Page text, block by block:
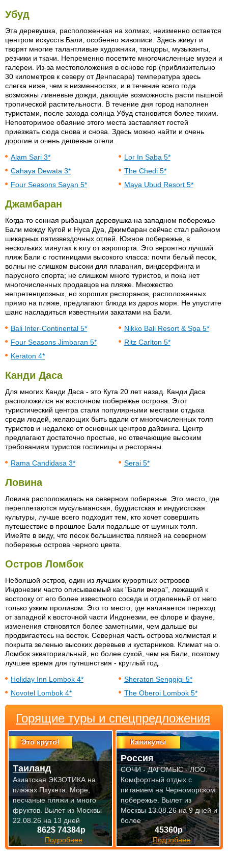
Убуд
Эта деревушка, расположенная на холмах, неизменно остается
центром искусств Бали, особенно живописи. Здесь живут и
творят многие талантливые художники, танцоры, музыканты,
резчики и ткачи. Непременно посетите многочисленные музеи и
галереи. Из-за местоположения в основе гор (приблизительно
30 километров к северу от Денпасара) температура здесь
слегка ниже, чем в низменностях, и в течение всего года
возможны ливневые дожди, дающие возможность расти пышной
тропической растительности. В течение дня город наполнен
туристами, после захода солнца Убуд становится более тихим.
Неповторимое обаяние этого места заставляет гостей
приезжать сюда снова и снова. Здесь можно найти и очень
дорогие и очень дешевые отели.
Alam Sari 3*
Cahaya Dewata 3*
Four Seasons Sayan 5*
Lor In Saba 5*
The Chedi 5*
Maya Ubud Resort 5*
Джамбаран
Когда-то сонная рыбацкая деревушка на западном побережье
Бали между Кугой и Нуса Дуа, Джимбаран сейчас стал районом
шикарных пятизвездочных отлей. Южное побережье, в
нескольких минутах к югу от аэропорта. Это вероятно лучший
пляж Бали с гостиницами высокого класса: почти белый песок,
волны не слишком высоки для плавания, виндсерфинга и
парусного спорта; не слишком много туристов, и пока нет
многочисленных продавцов на пляже. Множество
непретенциозных, но хороших ресторанов, расположенных
прямо на пляже, предлагают блюда из даров моря. Не упустите
шанс насладиться известными закатами на Бали.
Bali Inter-Continental 5*
Four Seasons Jimbaran 5*
Keraton 4*
Nikko Bali Resort & Spa 5*
Ritz Carlton 5*
Канди Даса
Для многих Канди Даса - это Кута 20 лет назад. Канди Даса
расположился на восточном побережье острова. Этот
туристический центра стали популярными местами отдыха
среди людей, желающих быть вдали от многочисленных толп
туристов и недалеко от основных центров дайвинга. Центр
предлагают достаточно простые, но отвечающие высоким
требованиям туристов гостиницы и рестораны.
Rama Candidasa 3*
Serai 5*
Ловина
Ловина расположилась на северном побережье. Это место, где
переплетаются мусульманская, буддистская и индуистская
культуры, лучше всего подходит тем, кто хочет совершить
путешествие в прошлое Бали подальше от шумных толп.
Имейте в виду, что песок большинства пляжей на северном
побережье острова черного цвета.
Остров Ломбок
Неболшой остров, один из лучших курортных островов
Индонезии часто описываемый как "Бали вчера", лежащий к
востооку от его более известного соседа и отделенный от него
только узким проливом. Это то место, где начинается переход
от западной к восточной части Индонезии, ее флоре и фауне,
изменения ствновятся более заметными, чем дальше вы
продвигаетесь на восток. Северная часть острова холмистая и
покрыта зеленью высоких деревьев и кустарников. Климат на о.
Ломбок экваториальный, но более сухой, чем на Бали, поэтому
лучшее время для путншнствия - круглый год.
Holiday Inn Lombok 4*
Novotel Lombok 4*
Sheraton Senggigi 5*
The Oberoi Lombok 5*
Горящие туры и спецпредложения
Это круто!
862$ 74384р
Подробнее
Таиланд
Азиатская ЭКЗОТИКА на
пляжах Пхукета. Море,
песчаные пляжи и много
фруктов. Вылет из Москвы
22.08.26 на 13 дней
Каникулы
45360р
Подробнее
Россия
СОЧИ - ДАГОМЫС - ЛОО.
Комфортный отдых с
питанием на Черноморском
побережье. Вылет из
Москвы 13.08.26 на 9 дней и
более